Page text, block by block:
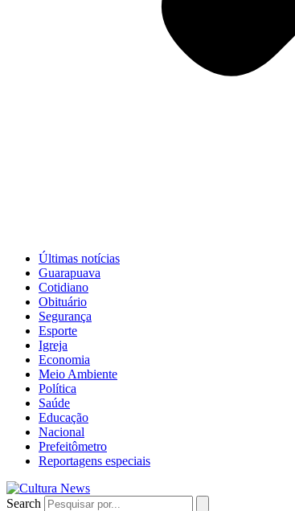
Últimas notícias
Guarapuava
Cotidiano
Obituário
Segurança
Esporte
Igreja
Economia
Meio Ambiente
Política
Saúde
Educação
Nacional
Prefeitômetro
Reportagens especiais
Search